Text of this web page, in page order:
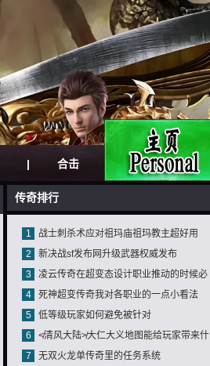
| 合击
传奇排行
1
战士刺杀术应对祖玛庙祖玛教主超好用
2
新决战sf发布网升级武器权威发布
3
凌云传奇在超变态设计职业推动的时候必
须留心甚么
4
死神超变传奇我对各职业的一点小看法
5
低等级玩家如何避免被针对
6
≮清风大陆≯大仁大义地图能给玩家带来什
么？
7
无双火龙单传奇里的任务系统